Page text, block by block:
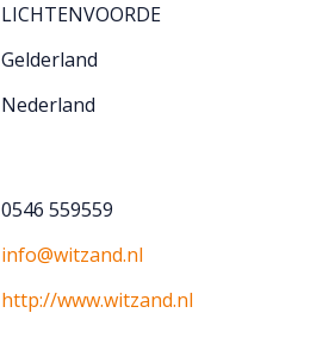
LICHTENVOORDE
Gelderland
Nederland
0546 559559
info@witzand.nl
http://www.witzand.nl